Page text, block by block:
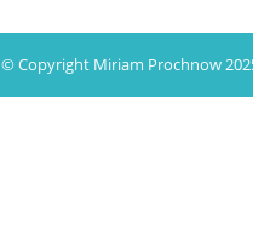
© Copyright Miriam Prochnow